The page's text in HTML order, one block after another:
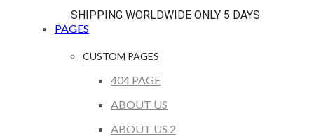
SHIPPING WORLDWIDE ONLY 5 DAYS
PAGES
CUSTOM PAGES
404 PAGE
ABOUT US
ABOUT US 2